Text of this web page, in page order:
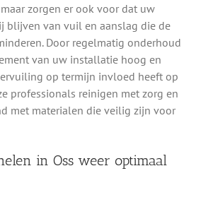
zorgen er ook voor dat uw
blijven van vuil en aanslag die de
Door regelmatig onderhoud
van uw installatie hoog en
op termijn invloed heeft op
professionals reinigen met zorg en
met materialen die veilig zijn voor
in Oss weer optimaal